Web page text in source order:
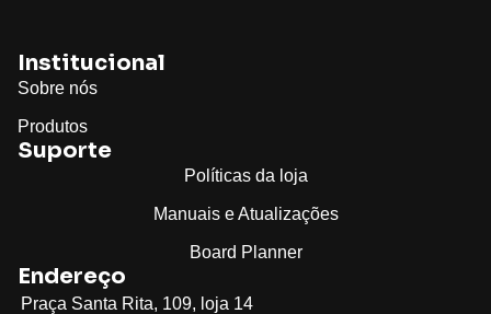
Institucional
Sobre nós
Produtos
Suporte
Políticas da loja
Manuais e Atualizações
Board Planner
Endereço
Praça Santa Rita, 109, loja 14